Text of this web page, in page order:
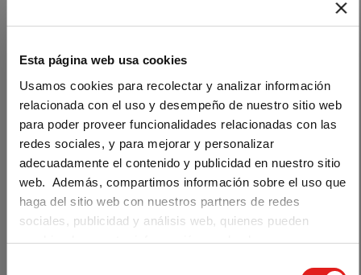
Esta página web usa cookies
Usamos cookies para recolectar y analizar información
relacionada con el uso y desempeño de nuestro sitio web
para poder proveer funcionalidades relacionadas con las
redes sociales, y para mejorar y personalizar
adecuadamente el contenido y publicidad en nuestro sitio
web. Además, compartimos información sobre el uso que
haga del sitio web con nuestros partners de redes
sociales, publicidad y análisis web, quienes pueden
combinarla con otra información que les haya
Valoraciones)
Nuevo
Reporteros
Internacionale
s 2 Libro y
Cuaderno
Are you visiting us from the United
States?
Our materials are distributed by Klett World